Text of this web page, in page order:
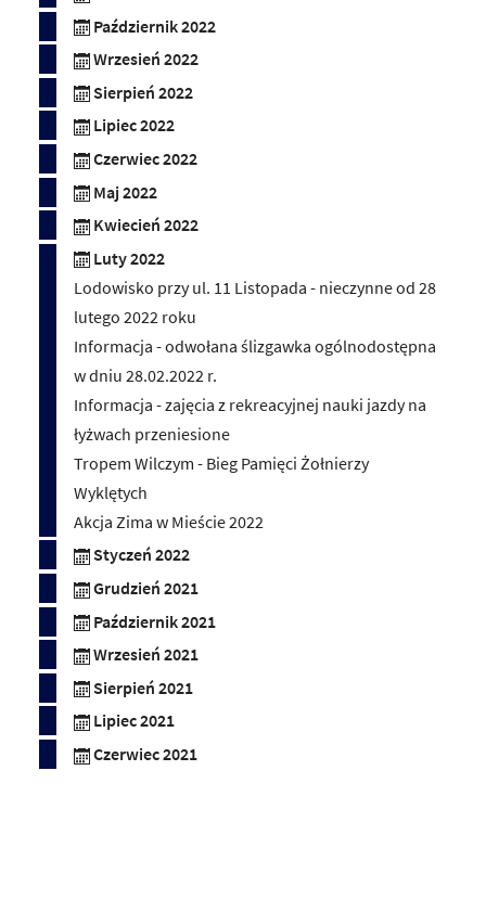
Październik 2022
Wrzesień 2022
Sierpień 2022
Lipiec 2022
Czerwiec 2022
Maj 2022
Kwiecień 2022
Luty 2022
Lodowisko przy ul. 11 Listopada - nieczynne od 28
lutego 2022 roku
Informacja - odwołana ślizgawka ogólnodostępna
w dniu 28.02.2022 r.
Informacja - zajęcia z rekreacyjnej nauki jazdy na
łyżwach przeniesione
Tropem Wilczym - Bieg Pamięci Żołnierzy
Wyklętych
Akcja Zima w Mieście 2022
Styczeń 2022
Grudzień 2021
Październik 2021
Wrzesień 2021
Sierpień 2021
Lipiec 2021
Czerwiec 2021